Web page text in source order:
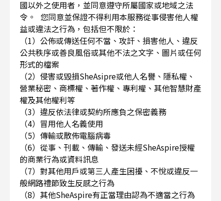
國以外之使用者，並同意遵守所屬國家或地域之法
令。 您同意並保證不得利用本服務從事侵害他人權
益或違法之行為，包括但不限於：
（1）公佈或傳送任何不當、攻訐、損害他人、違反
公共秩序或善良風俗或其他不法之文字、圖片或任何
形式的檔案
（2）侵害或毀損SheAsipre或他人名譽、隱私權、
營業秘密、商標權、著作權、專利權、其他智慧財產
權及其他權利等
（3）違反依法律或契約所應負之保密義務
（4）冒用他人名義使用
（5）傳輸或散佈電腦病毒
（6）從事、刊載、傳輸、發送未經SheAspire授權
的商業行為或資料訊息
（7）對其他用戶或第三人產生困擾、不悅或違反一
般網路禮節致生反感之行為
（8）其他SheAspire有正當理由認為不適當之行為